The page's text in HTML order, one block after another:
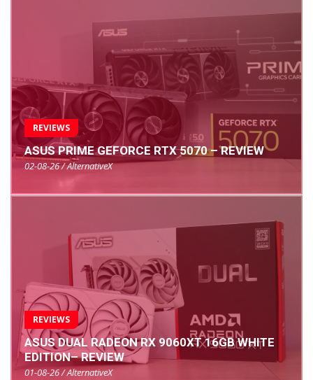
REVIEWS
ASUS PRIME GEFORCE RTX 5070 – REVIEW
02-08-26 / AlternativeX
REVIEWS
ASUS DUAL RADEON RX 9060XT 16GB WHITE
EDITION– REVIEW
01-08-26 / AlternativeX